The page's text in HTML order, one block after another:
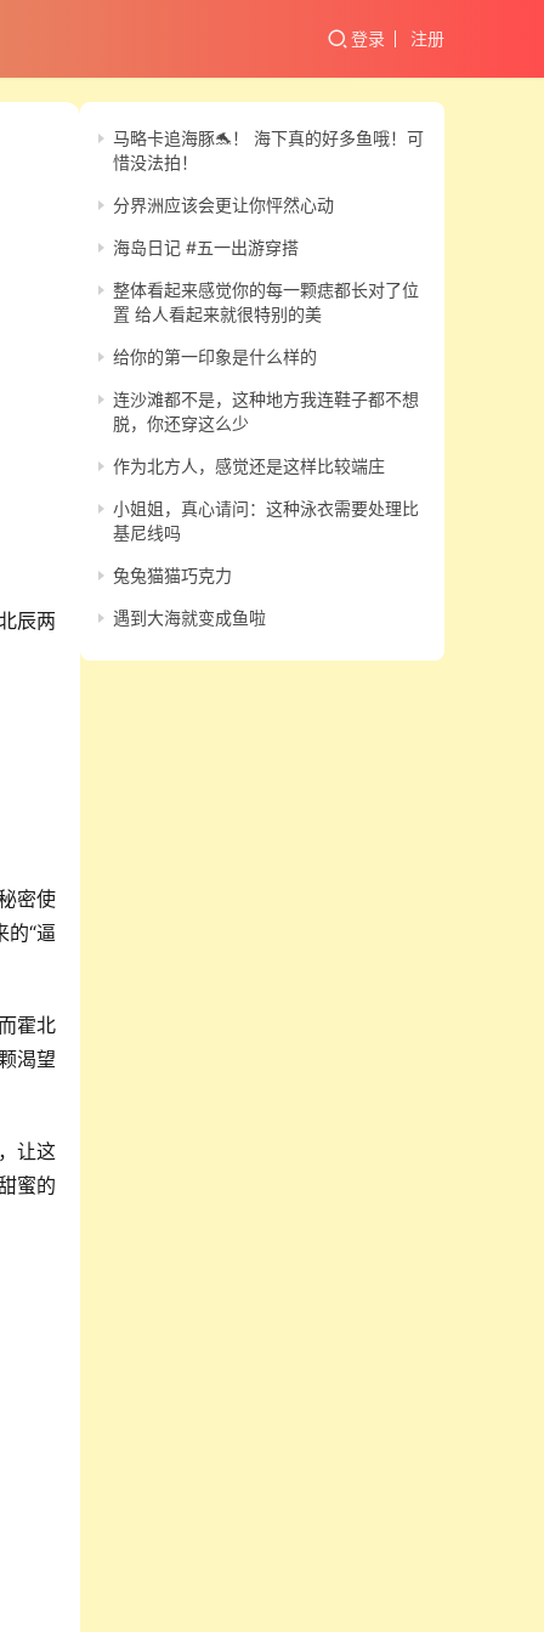
登录 注册
辰两
密使
的“逼
霍北
渴望
让这
蜜的
马略卡追海豚🐬！ 海下真的好多鱼哦！可
惜没法拍！
分界洲应该会更让你怦然心动
海岛日记 #五一出游穿搭
整体看起来感觉你的每一颗痣都长对了位
置 给人看起来就很特别的美
给你的第一印象是什么样的
连沙滩都不是，这种地方我连鞋子都不想
脱，你还穿这么少
作为北方人，感觉还是这样比较端庄
小姐姐，真心请问：这种泳衣需要处理比
基尼线吗
兔兔猫猫巧克力
遇到大海就变成鱼啦